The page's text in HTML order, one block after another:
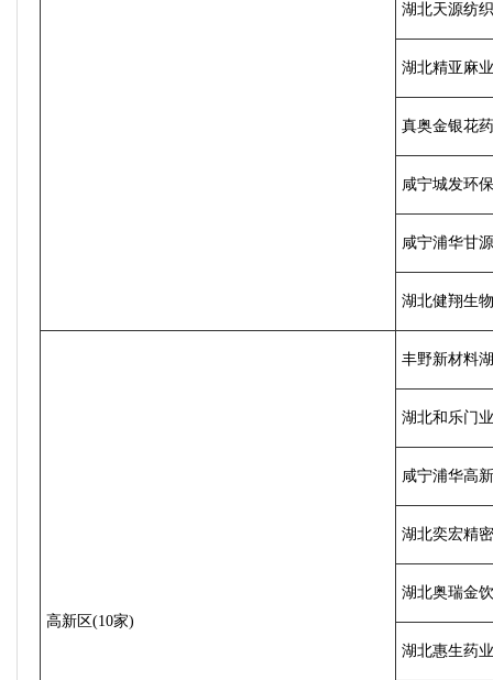
湖北天源纺
湖北精亚麻
真奥金银花
咸宁城发环
咸宁浦华甘
湖北健翔生
高新区(10家)
丰野新材料
湖北和乐门
咸宁浦华高
湖北奕宏精
湖北奥瑞金
湖北惠生药